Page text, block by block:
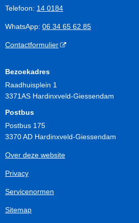
Telefoon: 14 0184
WhatsApp: 06 34 65 62 85
Contactformulier
Bezoekadres
Raadhuisplein 1
3371AS Hardinxveld-Giessendam
Postbus
Postbus 175
3370 AD Hardinxveld-Giessendam
Over deze website
Privacy
Servicenormen
Sitemap